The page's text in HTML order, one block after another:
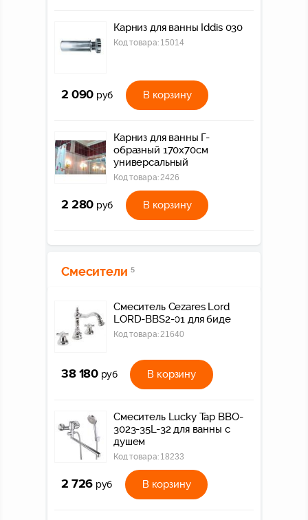
Карниз для ванны Iddis 030
Код товара: 15014
2 090 руб В корзину
Карниз для ванны Г-
образный 170x70см
универсальный
Код товара:2426
2 280 руб В корзину
Смесители 5
Смеситель Cezares Lord
LORD-BBS2-01 для биде
Код товара:21640
38 180 руб В корзину
Смеситель Lucky Tap BBO-
3023-35L-32 для ванны с
душем
Код товара: 18233
2 726 руб В корзину